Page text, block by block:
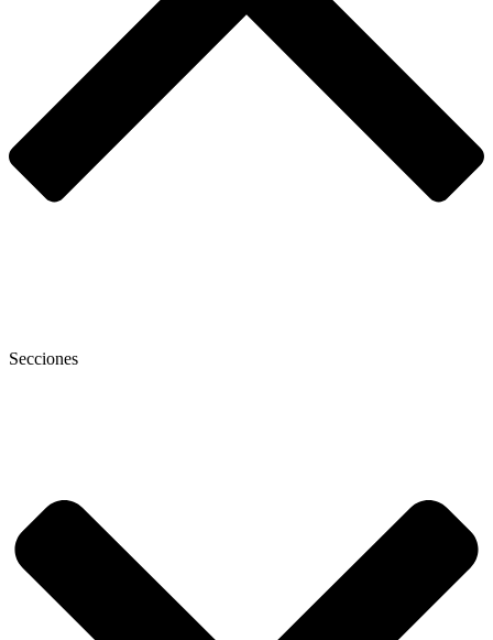
Secciones